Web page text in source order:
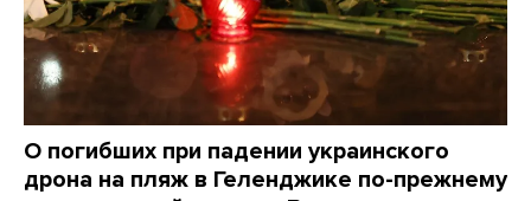
О погибших при падении украинского
дрона на пляж в Геленджике по-прежнему